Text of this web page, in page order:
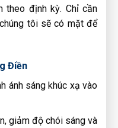
theo định kỳ. Chỉ cần
tôi sẽ có mặt để
Điền
ánh sáng khúc xạ vào
giảm độ chói sáng và